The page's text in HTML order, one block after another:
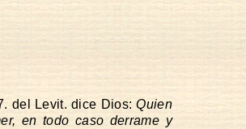
del Levit. dice Dios:Quien
en todo caso derrame y